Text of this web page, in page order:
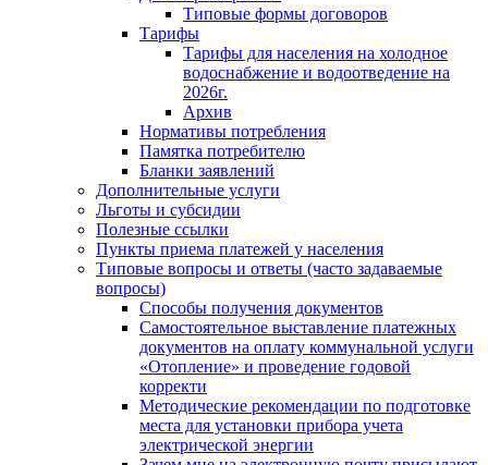
Типовые формы договоров
Тарифы
Тарифы для населения на холодное
водоснабжение и водоотведение на
2026г.
Архив
Нормативы потребления
Памятка потребителю
Бланки заявлений
Дополнительные услуги
Льготы и субсидии
Полезные ссылки
Пункты приема платежей у населения
Типовые вопросы и ответы (часто задаваемые
вопросы)
Способы получения документов
Самостоятельное выставление платежных
документов на оплату коммунальной услуги
«Отопление» и проведение годовой
корректи
Методические рекомендации по подготовке
места для установки прибора учета
электрической энергии